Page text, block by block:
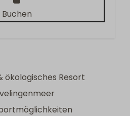
Buchen
ökologisches Resort